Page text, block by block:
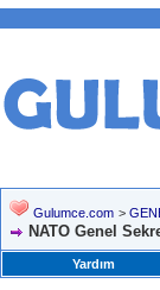
Gulumce.com >
NATO Genel
Yardım